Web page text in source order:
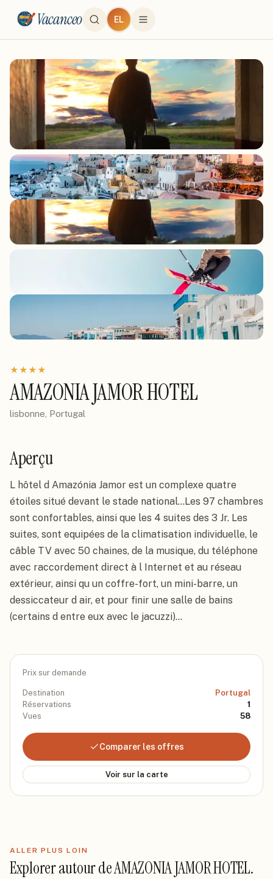
Vacanceo EL
★★★★
AMAZONIA JAMOR HOTEL
lisbonne, Portugal
Aperçu
L hôtel d Amazónia Jamor est un complexe quatre
étoiles situé devant le stade national...Les 97 chambres
sont confortables, ainsi que les 4 suites des 3 Jr. Les
suites, sont equipées de la climatisation individuelle, le
câble TV avec 50 chaines, de la musique, du téléphone
avec raccordement direct à l Internet et au réseau
extérieur, ainsi qu un coffre-fort, un mini-barre, un
dessiccateur d air, et pour finir une salle de bains
(certains d entre eux avec le jacuzzi)...
Prix sur demande
Destination
Portugal
Réservations
1
Vues
58
Comparer les offres
Voir sur la carte
ALLER PLUS LOIN
Explorer autour deAMAZONIA JAMOR HOTEL.